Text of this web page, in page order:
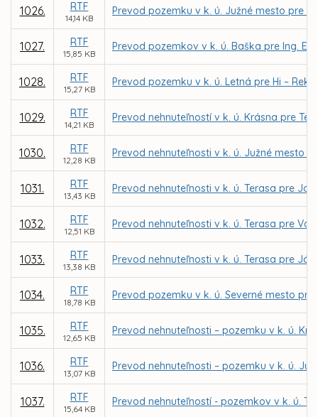
1026. RTF
14,14 KB
Prevod pozemku v k. ú. Južné mesto pre
1027. RTF
15,85 KB
Prevod pozemkov v k. ú. Baška pre Ing.
1028. RTF
15,27 KB
Prevod pozemku v k. ú. Letná pre Hi –
1029. RTF
14,21 KB
Prevod nehnuteľností v k. ú. Krásna pre
1030. RTF
12,28 KB
Prevod nehnuteľnosti v k. ú. Južné mesto
1031. RTF
13,43 KB
Prevod nehnuteľnosti v k. ú. Terasa pre
1032. RTF
12,51 KB
Prevod nehnuteľnosti v k. ú. Terasa pre
1033. RTF
13,38 KB
Prevod nehnuteľnosti v k. ú. Terasa pre
1034. RTF
18,78 KB
Prevod pozemku v k. ú. Severné mesto
1035. RTF
12,65 KB
Prevod nehnuteľnosti – pozemku v k. ú.
1036. RTF
13,07 KB
Prevod nehnuteľnosti – pozemku v k. ú.
1037. RTF
15,64 KB
Prevod nehnuteľností - pozemkov v k. ú.